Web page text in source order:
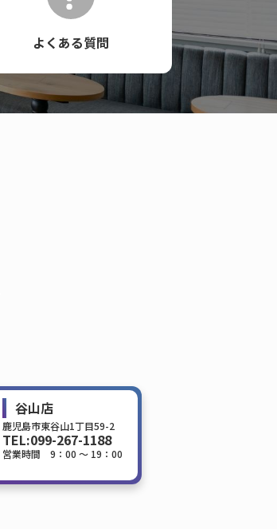
よくある質問
谷山店
鹿児島市東谷山1丁目59-2
TEL:099-267-1188
営業時間 9：00 ～ 19：00